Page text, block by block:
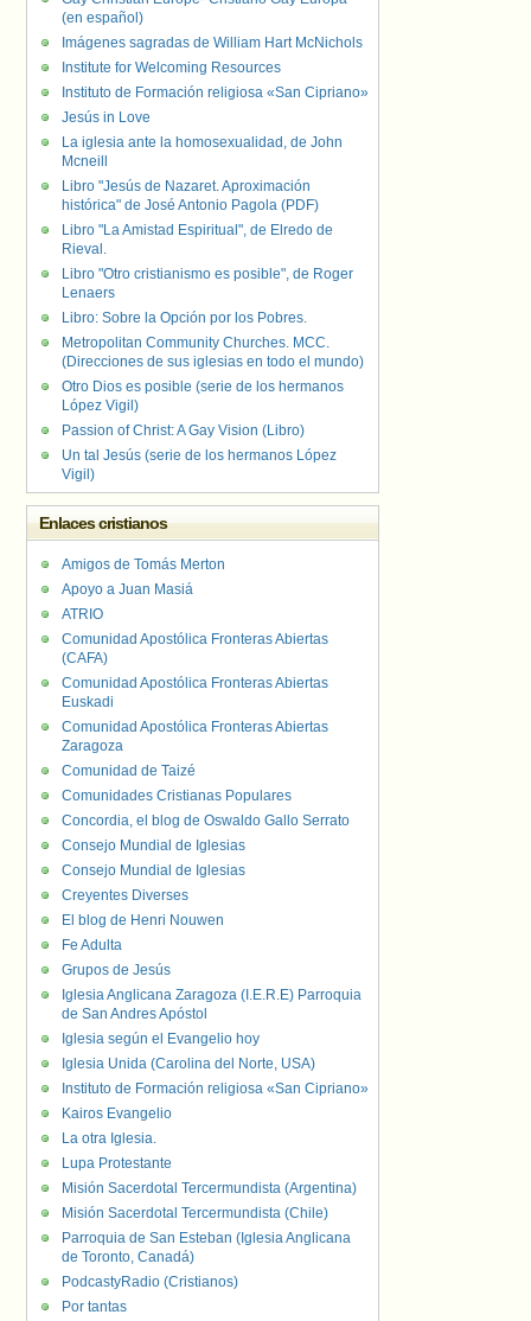
(en español)
Imágenes sagradas de William Hart McNichols
Institute for Welcoming Resources
Instituto de Formación religiosa «San Cipriano»
Jesús in Love
La iglesia ante la homosexualidad, de John
Mcneill
Libro "Jesús de Nazaret. Aproximación
histórica" de José Antonio Pagola (PDF)
Libro "La Amistad Espiritual", de Elredo de
Rieval.
Libro "Otro cristianismo es posible", de Roger
Lenaers
Libro: Sobre la Opción por los Pobres.
Metropolitan Community Churches. MCC.
(Direcciones de sus iglesias en todo el mundo)
Otro Dios es posible (serie de los hermanos
López Vigil)
Passion of Christ: A Gay Vision (Libro)
Un tal Jesús (serie de los hermanos López
Vigil)
Enlaces cristianos
Amigos de Tomás Merton
Apoyo a Juan Masiá
ATRIO
Comunidad Apostólica Fronteras Abiertas
(CAFA)
Comunidad Apostólica Fronteras Abiertas
Euskadi
Comunidad Apostólica Fronteras Abiertas
Zaragoza
Comunidad de Taizé
Comunidades Cristianas Populares
Concordia, el blog de Oswaldo Gallo Serrato
Consejo Mundial de Iglesias
Consejo Mundial de Iglesias
Creyentes Diverses
El blog de Henri Nouwen
Fe Adulta
Grupos de Jesús
Iglesia Anglicana Zaragoza (I.E.R.E) Parroquia
de San Andres Apóstol
Iglesia según el Evangelio hoy
Iglesia Unida (Carolina del Norte, USA)
Instituto de Formación religiosa «San Cipriano»
Kairos Evangelio
La otra Iglesia.
Lupa Protestante
Misión Sacerdotal Tercermundista (Argentina)
Misión Sacerdotal Tercermundista (Chile)
Parroquia de San Esteban (Iglesia Anglicana
de Toronto, Canadá)
PodcastyRadio (Cristianos)
Por tantas